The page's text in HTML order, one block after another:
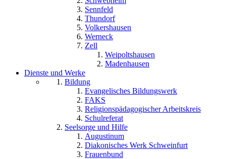
Sennfeld
Thundorf
Volkershausen
Werneck
Zell
Weipoltshausen
Madenhausen
Dienste und Werke
Bildung
Evangelisches Bildungswerk
FAKS
Religionspädagogischer Arbeitskreis
Schulreferat
Seelsorge und Hilfe
Augustinum
Diakonisches Werk Schweinfurt
Frauenbund